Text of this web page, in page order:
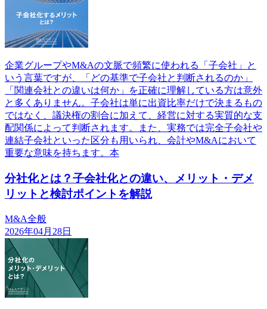
企業グループやM&Aの文脈で頻繁に使われる「子会社」と
いう言葉ですが、「どの基準で子会社と判断されるのか」
「関連会社との違いは何か」を正確に理解している方は意外
と多くありません。子会社は単に出資比率だけで決まるもの
ではなく、議決権の割合に加えて、経営に対する実質的な支
配関係によって判断されます。また、実務では完全子会社や
連結子会社といった区分も用いられ、会計やM&Aにおいて
重要な意味を持ちます。本
分社化とは？子会社化との違い、メリット・デメ
リットと検討ポイントを解説
M&A全般
2026年04月28日